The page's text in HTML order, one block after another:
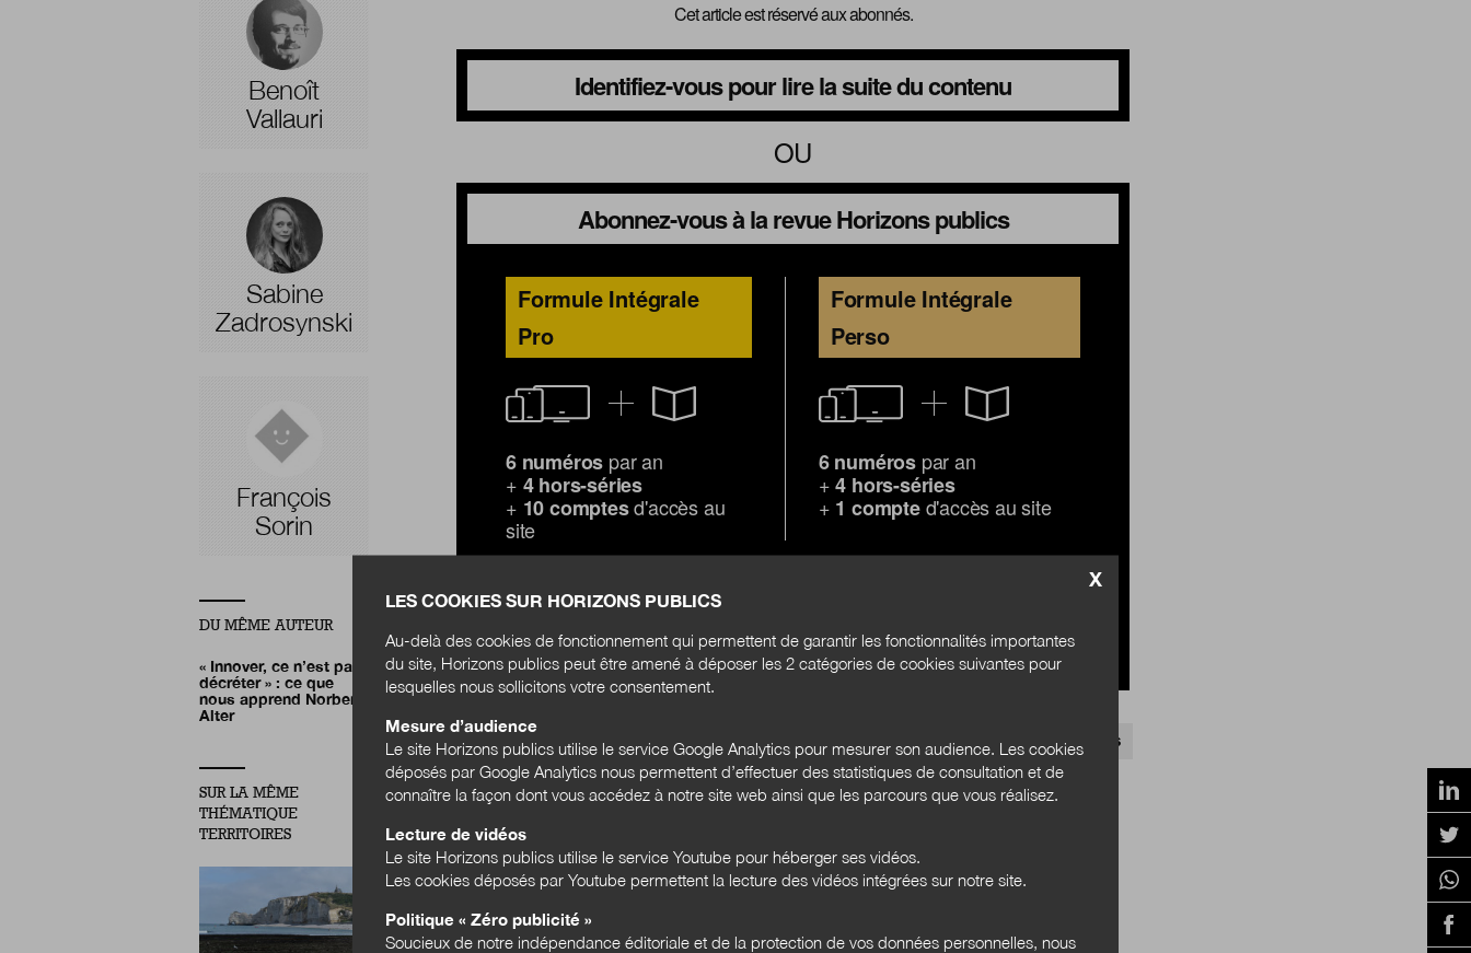
Cet article est réservé aux abonnés.
Identifiez-vous pour lire la suite du contenu
OU
Abonnez-vous à la revue Horizons publics
Formule Intégrale
Pro
6 numéros par an
+ 4 hors-séries
+ 10 comptesd'accès au
site
Formule Intégrale
Perso
6 numérospar an
+4 hors-séries
+ 1 compted'accès au site
LABORATOIRE D'INNOVATION DÉMATÉRIALISATION DE L'ADMINISTRATION MAISONS FRANCE SERVICES
MÉDIATION NUMÉRIQUE LUTTE CONTRE LES INÉGALITÉS DESIGN DE SERVICES
Benoît
Vallauri
Sabine
Zadrosynski
François
Sorin
DU MÊME AUTEUR
« Innover, ce n’est pas
décréter » : ce que
nous apprend Norbert
Alter
SUR LA MÊME
THÉMATIQUE
TERRITOIRES
X
LES COOKIES SUR HORIZONS PUBLICS
Au-delà des cookies de fonctionnement qui permettent de garantir les fonctionnalités importantes
du site, Horizons publics peut être amené à déposer les 2 catégories de cookies suivantes pour
lesquelles nous sollicitons votre consentement.
Mesure d’audience
Le site Horizons publics utilise le service Google Analytics pour mesurer son audience. Les cookies
déposés par Google Analytics nous permettent d’effectuer des statistiques de consultation et de
connaître la façon dont vous accédez à notre site web ainsi que les parcours que vous réalisez.
Lecture de vidéos
Le site Horizons publics utilise le service Youtube pour héberger ses vidéos.
Les cookies déposés par Youtube permettent la lecture des vidéos intégrées sur notre site.
Politique « Zéro publicité »
Soucieux de notre indépendance éditoriale et de la protection de vos données personnelles, nous